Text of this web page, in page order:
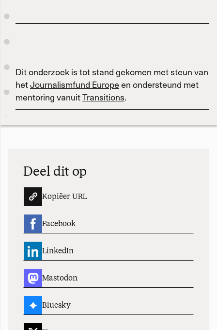
Dit onderzoek is tot stand gekomen met steun van
hetJournalismfund Europe en ondersteund met
mentoring vanuitTransitions.
Deel dit op
Kopiëer URL
Facebook
LinkedIn
Mastodon
Bluesky